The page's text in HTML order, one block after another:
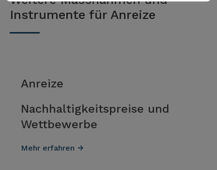
Instrumente für Anreize
Anreize
Nachhaltig­keitspreise und
Wettbewerbe
Mehr erfahren